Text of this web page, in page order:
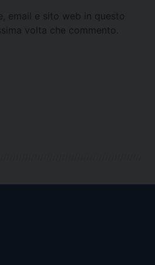
email e sito web in questo
volta che commento.